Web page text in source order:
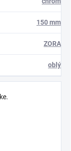
150 mm
ZORA
oblý